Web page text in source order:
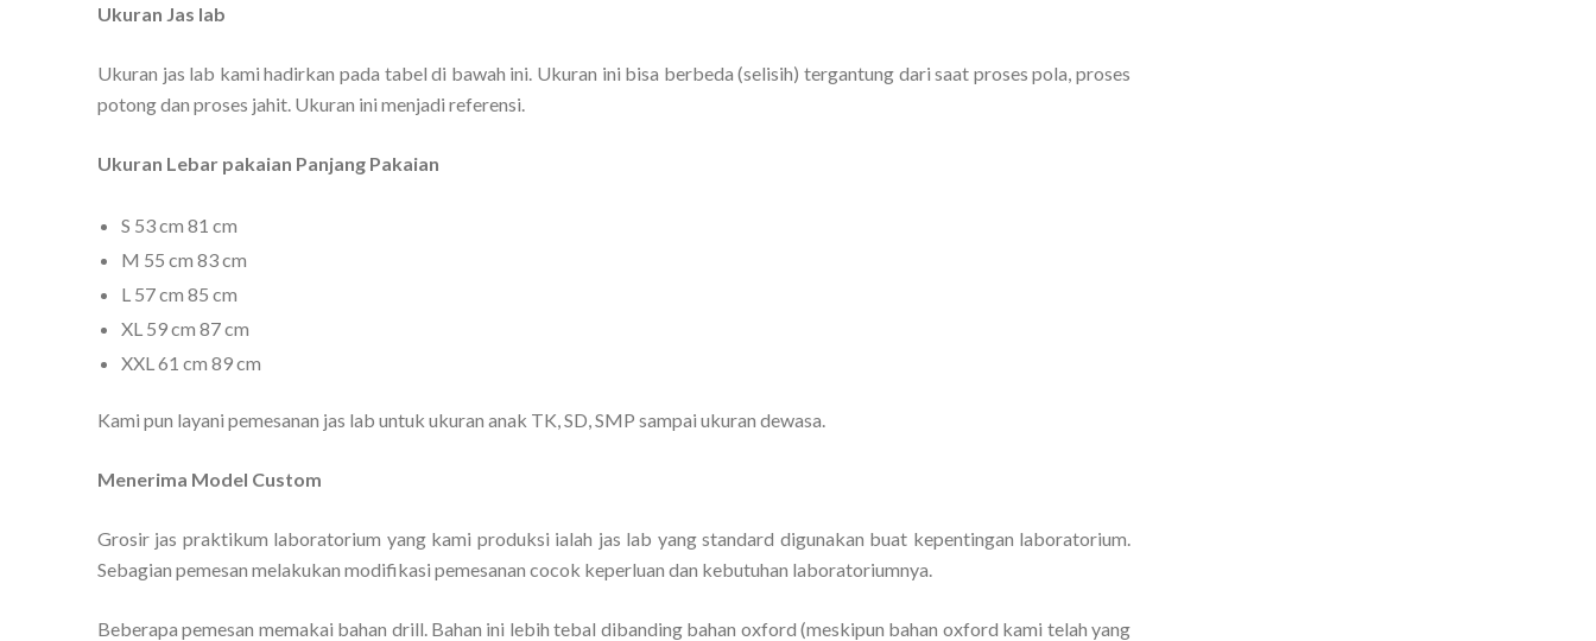
Ukuran Jas lab
Ukuran jas lab kami hadirkan pada tabel di bawah ini. Ukuran ini bisa berbeda (selisih) tergantung dari saat proses pola, proses
potong dan proses jahit. Ukuran ini menjadi referensi.
Ukuran Lebar pakaian Panjang Pakaian
S 53 cm 81 cm
M 55 cm 83 cm
L 57 cm 85 cm
XL 59 cm 87 cm
XXL 61 cm 89 cm
Kami pun layani pemesanan jas lab untuk ukuran anak TK, SD, SMP sampai ukuran dewasa.
Menerima Model Custom
Grosir jas praktikum laboratorium yang kami produksi ialah jas lab yang standard digunakan buat kepentingan laboratorium.
Sebagian pemesan melakukan modifikasi pemesanan cocok keperluan dan kebutuhan laboratoriumnya.
Beberapa pemesan memakai bahan drill. Bahan ini lebih tebal dibanding bahan oxford (meskipun bahan oxford kami telah yang